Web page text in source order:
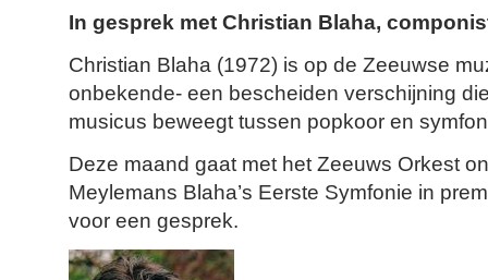
In gesprek met Christian Blaha,
Christian Blaha (1972) is op de Zeeuwse
onbekende- een bescheiden verschijning
musicus beweegt tussen popkoor en
Deze maand gaat met het Zeeuws Orkest
Meylemans Blaha’s Eerste Symfonie in
voor een gesprek.